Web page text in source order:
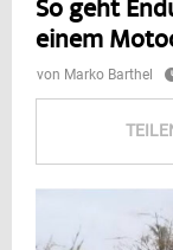
So geht
einem
von Marko Barthel